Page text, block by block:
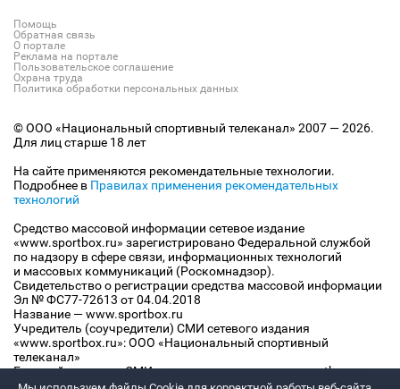
Помощь
Обратная связь
О портале
Реклама на портале
Пользовательское соглашение
Охрана труда
Политика обработки персональных данных
© ООО «Национальный спортивный телеканал» 2007 — 2026.
Для лиц старше 18 лет
На сайте применяются рекомендательные технологии.
Подробнее в Правилах применения рекомендательных
технологий
Средство массовой информации сетевое издание
«www.sportbox.ru» зарегистрировано Федеральной службой
по надзору в сфере связи, информационных технологий
и массовых коммуникаций (Роскомнадзор).
Свидетельство о регистрации средства массовой информации
Эл № ФС77-72613 от 04.04.2018
Название — www.sportbox.ru
Учредитель (соучредители) СМИ сетевого издания
«www.sportbox.ru»: ООО «Национальный спортивный
телеканал»
Главный редактор СМИ сетевого издания «www.sportbox.ru»:
Конов В.А.